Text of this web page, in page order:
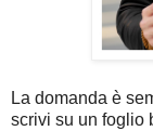
La domanda è
scrivi su un foglio